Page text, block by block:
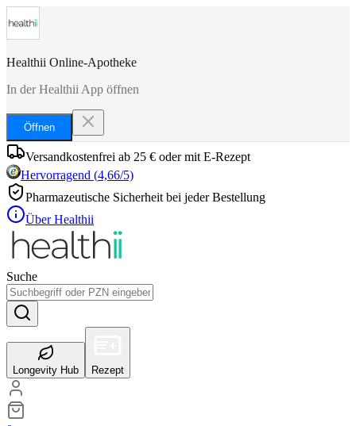
Healthii Online-Apotheke
In der Healthii App öffnen
Öffnen
Versandkostenfrei ab 25 € oder mit E-Rezept
Hervorragend (4,66/5)
Pharmazeutische Sicherheit bei jeder Bestellung
Über Healthii
Suche
Longevity Hub Rezept